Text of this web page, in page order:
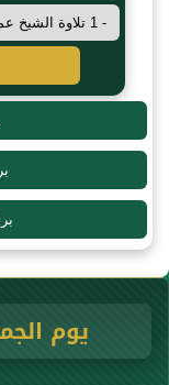
يوم الجمعة 24 صفر